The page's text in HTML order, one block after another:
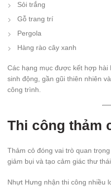
Sỏi trắng
Gỗ trang trí
Pergola
Hàng rào cây xanh
Các hạng mục được kết hợp hài
sinh động, gần gũi thiên nhiên
công trình.
Thi công thảm
Thảm cỏ đóng vai trò quan
giảm bụi và tạo cảm giác thư
Nhựt Hưng nhận thi công nhiều